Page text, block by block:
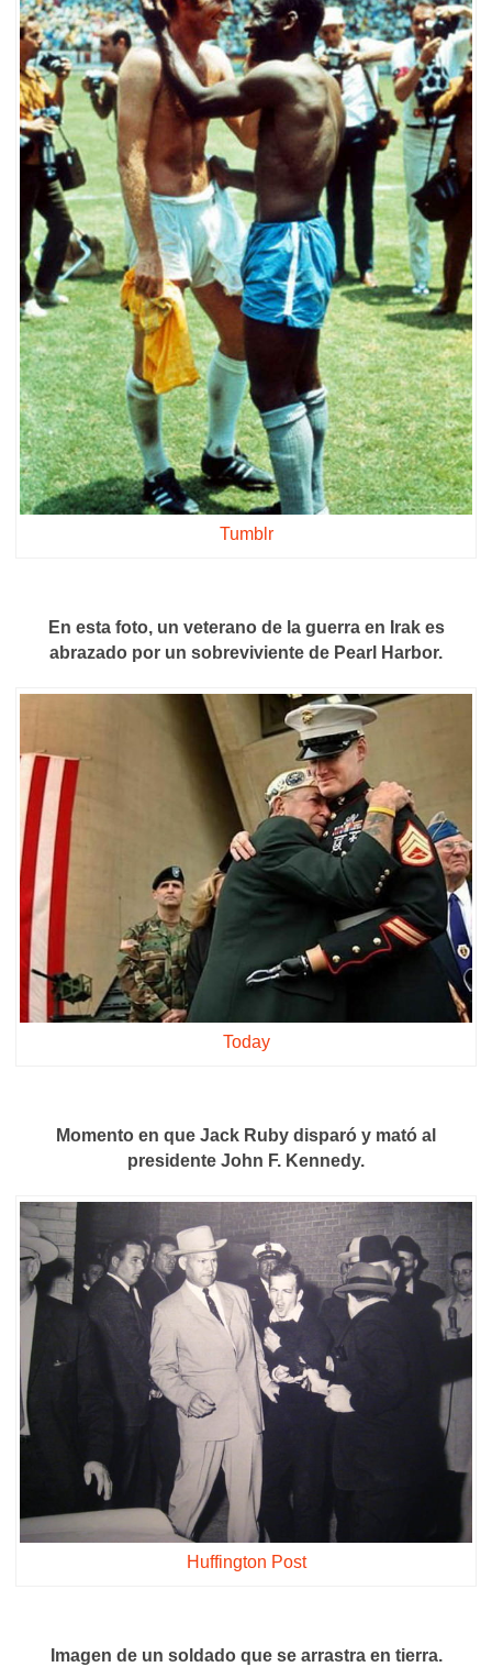
Tumblr
En esta foto, un veterano de la guerra en Irak es
abrazado por un sobreviviente de Pearl Harbor.
Today
Momento en que Jack Ruby disparó y mató al
presidente John F. Kennedy.
Huffington Post
Imagen de un soldado que se arrastra en tierra.